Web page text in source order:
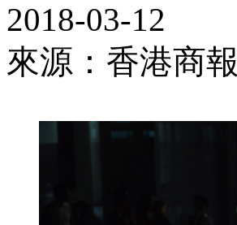
2018-03-12
來源：香港商報